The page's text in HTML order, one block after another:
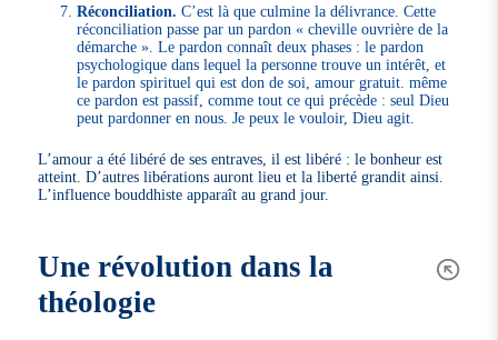
Réconciliation. C’est là que culmine la délivrance. Cette
réconciliation passe par un pardon « cheville ouvrière de la
démarche ». Le pardon connaît deux phases : le pardon
psychologique dans lequel la personne trouve un intérêt, et
le pardon spirituel qui est don de soi, amour gratuit. même
ce pardon est passif, comme tout ce qui précède : seul Dieu
peut pardonner en nous. Je peux le vouloir, Dieu agit.
L’amour a été libéré de ses entraves, il est libéré : le bonheur est
atteint. D’autres libérations auront lieu et la liberté grandit ainsi.
L’influence bouddhiste apparaît au grand jour.
Une révolution dans la
théologie